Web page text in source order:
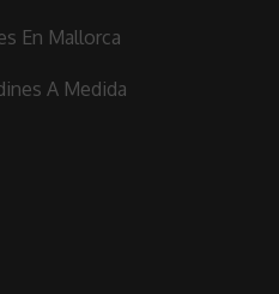
En Mallorca
A Medida